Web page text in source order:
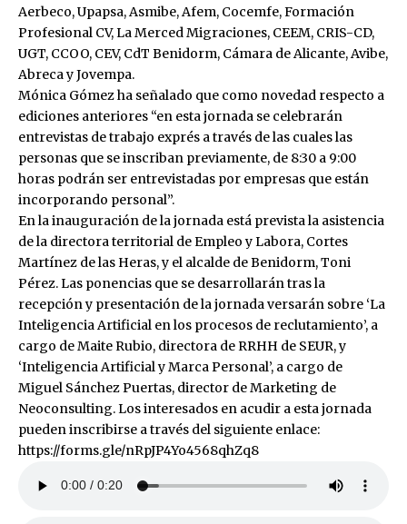
Aerbeco, Upapsa, Asmibe, Afem, Cocemfe, Formación
Profesional CV, La Merced Migraciones, CEEM, CRIS-CD,
UGT, CCOO, CEV, CdT Benidorm, Cámara de Alicante, Avibe,
Abreca y Jovempa.
Mónica Gómez ha señalado que como novedad respecto a
ediciones anteriores “en esta jornada se celebrarán
entrevistas de trabajo exprés a través de las cuales las
personas que se inscriban previamente, de 8:30 a 9:00
horas podrán ser entrevistadas por empresas que están
incorporando personal”.
En la inauguración de la jornada está prevista la asistencia
de la directora territorial de Empleo y Labora, Cortes
Martínez de las Heras, y el alcalde de Benidorm, Toni
Pérez. Las ponencias que se desarrollarán tras la
recepción y presentación de la jornada versarán sobre ‘La
Inteligencia Artificial en los procesos de reclutamiento’, a
cargo de Maite Rubio, directora de RRHH de SEUR, y
‘Inteligencia Artificial y Marca Personal’, a cargo de
Miguel Sánchez Puertas, director de Marketing de
Neoconsulting. Los interesados en acudir a esta jornada
pueden inscribirse a través del siguiente enlace:
https://forms.gle/nRpJP4Yo4568qhZq8